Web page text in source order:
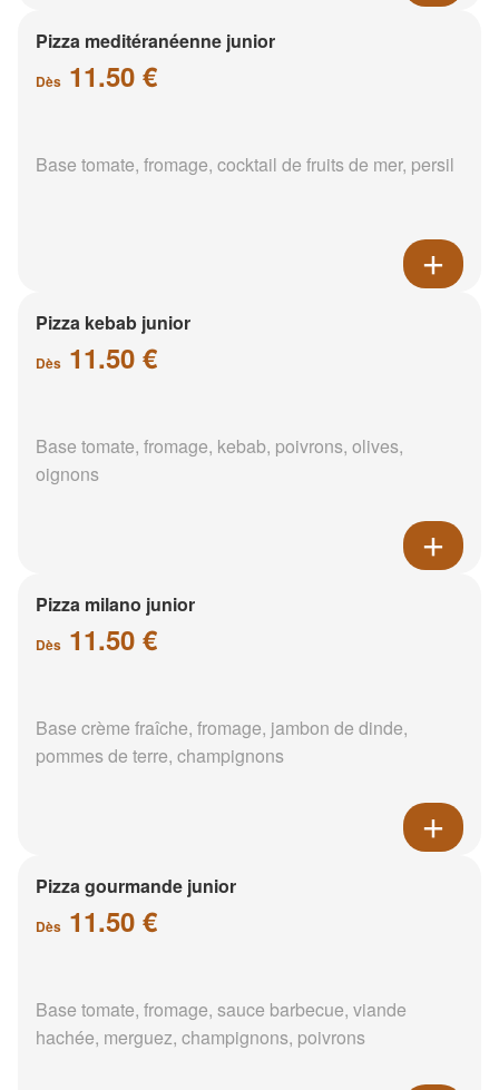
Pizza meditéranéenne junior
Dès 11.50 €
Base tomate, fromage, cocktail de fruits de mer, persil
Pizza kebab junior
Dès 11.50 €
Base tomate, fromage, kebab, poivrons, olives,
oignons
Pizza milano junior
Dès 11.50 €
Base crème fraîche, fromage, jambon de dinde,
pommes de terre, champignons
Pizza gourmande junior
Dès 11.50 €
Base tomate, fromage, sauce barbecue, viande
hachée, merguez, champignons, poivrons